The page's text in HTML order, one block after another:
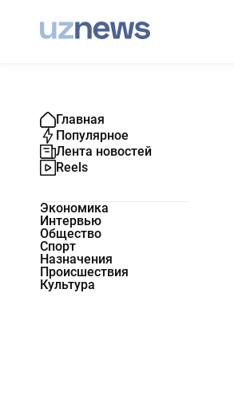
Главная
Популярное
Лента новостей
Reels
Экономика
Интервью
Общество
Спорт
Назначения
Происшествия
Культура